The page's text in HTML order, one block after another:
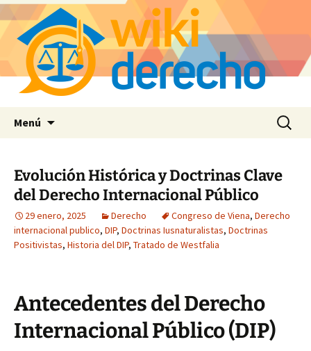
Menú Buscar:
Evolución Histórica y Doctrinas Clave
del Derecho Internacional Público
29 enero, 2025 Derecho Congreso de Viena, Derecho
internacional publico, DIP, Doctrinas Iusnaturalistas, Doctrinas
Positivistas, Historia del DIP, Tratado de Westfalia
Antecedentes del Derecho
Internacional Público (DIP)